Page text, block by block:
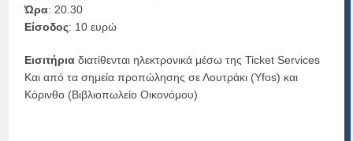
Ώρα: 20.30
Είσοδος: 10 ευρώ
Εισιτήρια διατίθενται ηλεκτρονικά μέσω της Ticket Services
Και από τα σημεία προπώλησης σε Λουτράκι (Yfos) και
Κόρινθο (Βιβλιοπωλείο Οικονόμου)